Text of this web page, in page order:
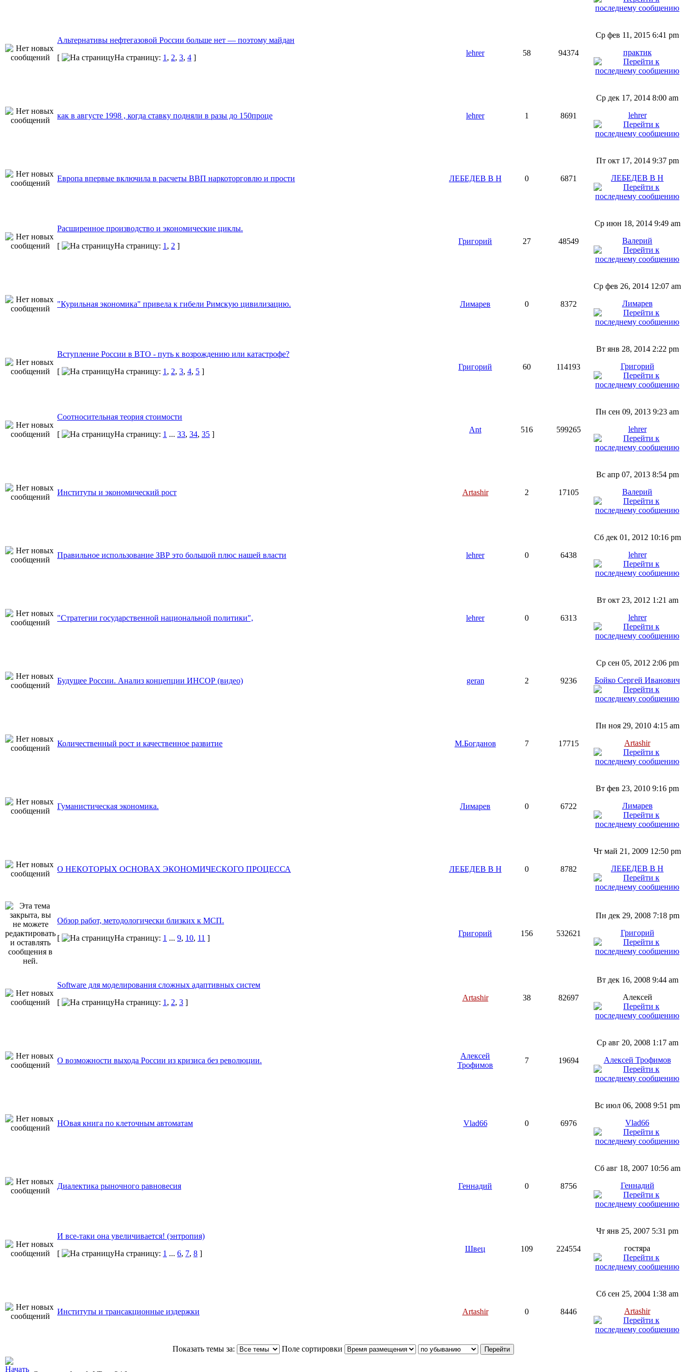
Альтернативы нефтегазовой России больше нет — поэтому майдан
[
На страницу: 1 , 2, 3, 4 ]
lehrer 58 94374
Ср фев 11, 2015 6:41 pm
практик
как в августе 1998 , когда ставку подняли в разы до 150проце lehrer 1 8691
Ср дек 17, 2014 8:00 am
lehrer
Европа впервые включила в расчеты ВВП наркоторговлю и прости ЛЕБЕДЕВ В Н 0 6871
Пт окт 17, 2014 9:37 pm
ЛЕБЕДЕВ В Н
Расширенное производство и экономические циклы.
[
На страницу: 1 , 2 ]
Григорий 27 48549
Ср июн 18, 2014 9:49 am
Валерий
"Курильная экономика" привела к гибели Римскую цивилизацию. Лимарев 0 8372
Ср фев 26, 2014 12:07 am
Лимарев
Вступление России в ВТО - путь к возрождению или катастрофе?
[
На страницу: 1 , 2, 3, 4, 5 ]
Григорий 60 114193
Вт янв 28, 2014 2:22 pm
Григорий
Соотносительная теория стоимости
[
На страницу: 1 ... 33, 34, 35 ]
Ant 516 599265
Пн сен 09, 2013 9:23 am
lehrer
Институты и экономический рост Artashir 2 17105
Вс апр 07, 2013 8:54 pm
Валерий
Правильное использование ЗВР это большой плюс нашей власти lehrer 0 6438
Сб дек 01, 2012 10:16 pm
lehrer
"Стратегии государственной национальной политики", lehrer 0 6313
Вт окт 23, 2012 1:21 am
lehrer
Будущее России. Анализ концепции ИНСОР (видео) geran 2 9236
Ср сен 05, 2012 2:06 pm
Бойко Сергей Иванович
Количественный рост и качественное развитие М.Богданов 7 17715
Пн ноя 29, 2010 4:15 am
Artashir
Гуманистическая экономика. Лимарев 0 6722
Вт фев 23, 2010 9:16 pm
Лимарев
О НЕКОТОРЫХ ОСНОВАХ ЭКОНОМИЧЕСКОГО ПРОЦЕССА ЛЕБЕДЕВ В Н 0 8782
Чт май 21, 2009 12:50 pm
ЛЕБЕДЕВ В Н
Обзор работ, методологически близких к МСП.
[
На страницу: 1 ... 9, 10, 11 ]
Григорий 156 532621
Пн дек 29, 2008 7:18 pm
Григорий
Software для моделирования сложных адаптивных систем
[
На страницу: 1 , 2, 3 ]
Artashir 38 82697
Вт дек 16, 2008 9:44 am
Алексей
О возможности выхода России из кризиса без революции.
Алексей
Трофимов
7 19694
Ср авг 20, 2008 1:17 am
Алексей Трофимов
НОвая книга по клеточным автоматам Vlad66 0 6976
Вс июл 06, 2008 9:51 pm
Vlad66
Диалектика рыночного равновесия Геннадий 0 8756
Сб авг 18, 2007 10:56 am
Геннадий
И все-таки она увеличивается! (энтропия)
[
На страницу: 1 ... 6, 7, 8 ]
Швец 109 224554
Чт янв 25, 2007 5:31 pm
гостяра
Институты и трансакционные издержки Artashir 0 8446
Сб сен 25, 2004 1:38 am
Artashir
Показать темы за: Поле сортировки